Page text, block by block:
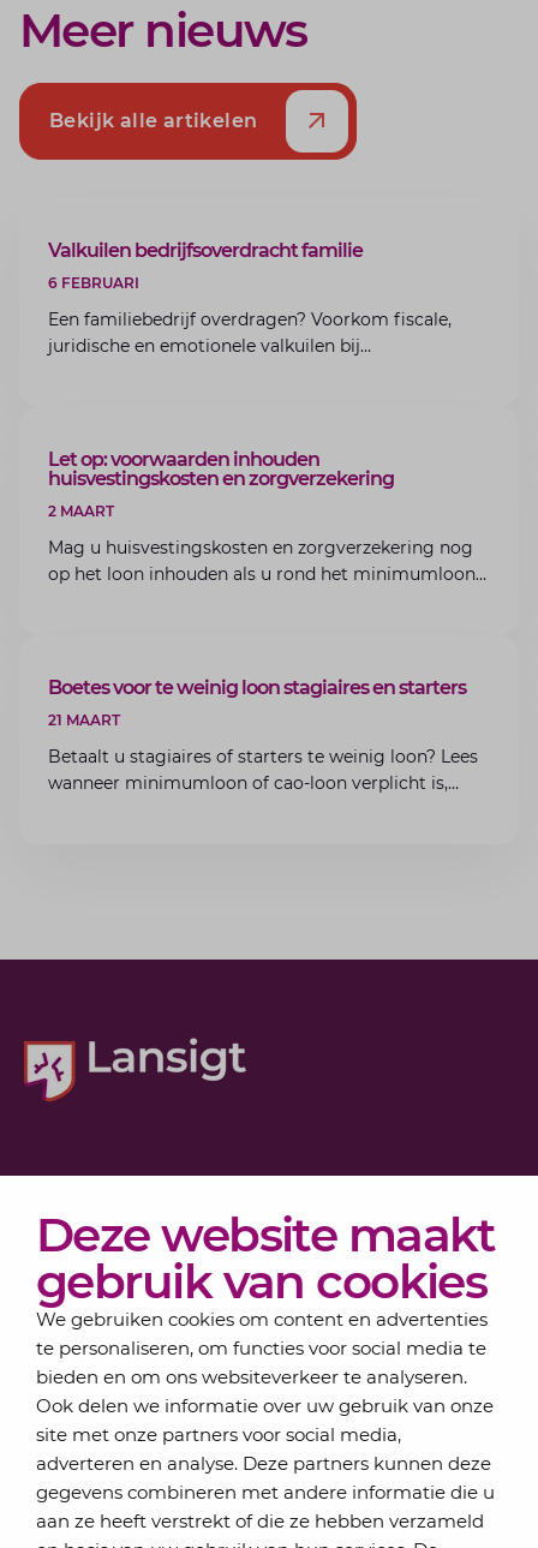
Deze website maakt
gebruik van cookies
We gebruiken cookies om content en advertenties
te personaliseren, om functies voor social media te
bieden en om ons websiteverkeer te analyseren.
Ook delen we informatie over uw gebruik van onze
site met onze partners voor social media,
adverteren en analyse. Deze partners kunnen deze
gegevens combineren met andere informatie die u
aan ze heeft verstrekt of die ze hebben verzameld
Meer nieuws
Bekijk alle artikelen
ARTIKEL
Valkuilen bedrijfsoverdracht familie
6 FEBRUARI
Een familiebedrijf overdragen? Voorkom fiscale,
juridische en emotionele valkuilen bij
ARTIKEL
Let op: voorwaarden inhouden
huisvestingskosten en zorgverzekering
2 MAART
Mag u huisvestingskosten en zorgverzekering nog
op het loon inhouden als u rond het minimumloon
ARTIKEL
Boetes voor te weinig loon stagiaires en starters
21 MAART
Betaalt u stagiaires of starters te weinig loon? Lees
wanneer minimumloon of cao-loon verplicht is,
Actueel
Over Lansigt
Contact
Schrijf je in voor onze nieuwsbrief
Elke maand bundelen de adviseurs van Lansigt in
de eSigt het nieuws.
Jouw emailadres